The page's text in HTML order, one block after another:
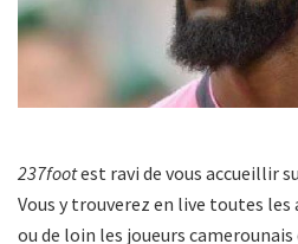
237footest ravi de vous accueillir
Vous y trouverez en live toutes
ou de loin les joueurs